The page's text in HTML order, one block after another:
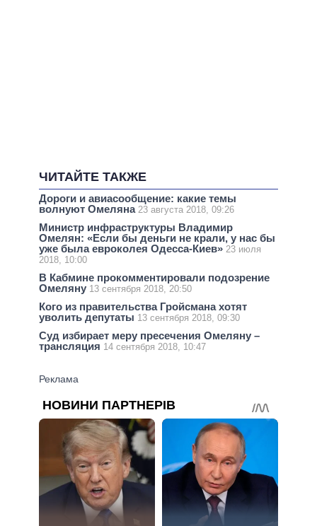
ЧИТАЙТЕ ТАКЖЕ
Дороги и авиасообщение: какие темы
волнуют Омеляна 23 августа 2018, 09:26
Министр инфраструктуры Владимир
Омелян: «Если бы деньги не крали, у нас бы
уже была евроколея Одесса-Киев» 23 июля
2018, 10:00
В Кабмине прокомментировали подозрение
Омеляну 13 сентября 2018, 20:50
Кого из правительства Гройсмана хотят
уволить депутаты 13 сентября 2018, 09:30
Суд избирает меру пресечения Омеляну –
трансляция 14 сентября 2018, 10:47